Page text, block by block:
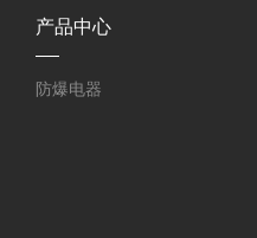
产品中心
防爆电器